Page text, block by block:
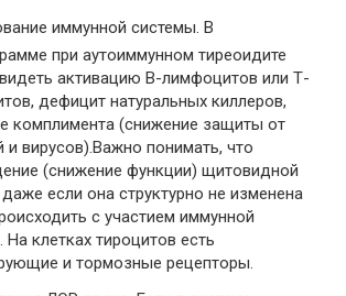
иммунной системы. В
при аутоиммунном тиреоидите
активацию В-лимфоцитов или Т-
дефицит натуральных киллеров,
комплимента (снижение защиты от
и вирусов).Важно понимать, что
(снижение функции) щитовидной
если она структурно не изменена
с участием иммунной
На клетках тироцитов есть
и тормозные рецепторы.